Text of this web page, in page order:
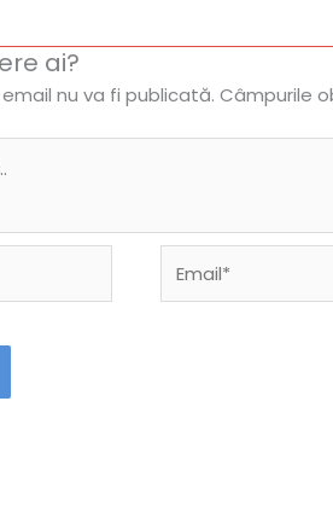
ai?
nu va fi publicată. Câmpurile